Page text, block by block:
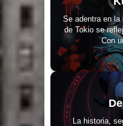
Se adentra en la
de Tokio se
Con
La historia,